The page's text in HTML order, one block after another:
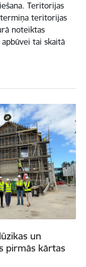
Teritorijas
teritorijas
noteiktas
tai skaitā
un
pirmās kārtas